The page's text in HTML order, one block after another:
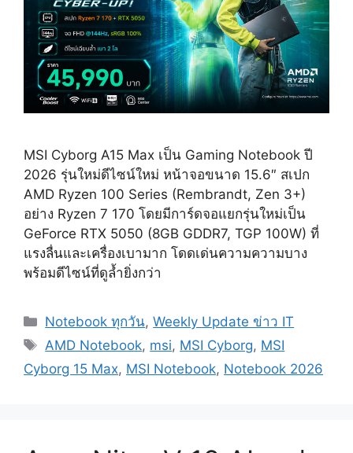
MSI Cyborg A15 Max เป็น Gaming Notebook ปี
2026 รุ่นใหม่ดีไซน์ใหม่ หน้าจอขนาด 15.6″ สเปก
AMD Ryzen 100 Series (Rembrandt, Zen 3+)
อย่าง Ryzen 7 170 โดยมีการ์ดจอแยกรุ่นใหม่เป็น
GeForce RTX 5050 (8GB GDDR7, TGP 100W) ที่
แรงลื่นและเครื่องเบามาก โดดเด่นความความบาง
พร้อมดีไซน์ที่ดูล้ำยิ่งกว่า
Categories
Notebook ทุกวัน,Weekly Update ข่าว IT
Tags
AMD Notebook, msi, MSI Cyborg, MSI
Cyborg 15 Max, MSI Notebook, Notebook 2026